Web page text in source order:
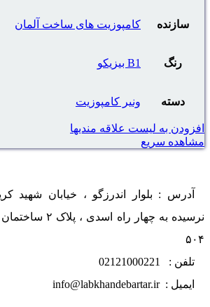
سازنده کامپوزیت های ساخت آلمان
رنگ B1 بیزیکو
دسته ونیر کامپوزیت
افزودن به لیست علاقه مندیها
مشاهده سریع
آدرس : بلوار اندرزگو ، خیابان شهید
۵۰۴
تلفن : 02121000221
ایمیل : info@labkhandebartar.ir